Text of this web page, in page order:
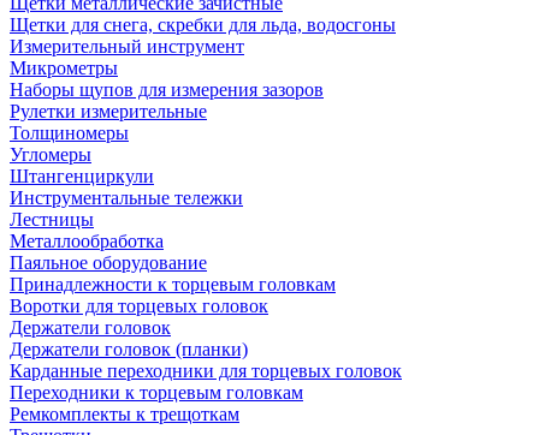
Щетки для снега, скребки для льда, водосгоны
Измерительный инструмент
Микрометры
Наборы щупов для измерения зазоров
Рулетки измерительные
Толщиномеры
Угломеры
Штангенциркули
Инструментальные тележки
Лестницы
Металлообработка
Паяльное оборудование
Принадлежности к торцевым головкам
Воротки для торцевых головок
Держатели головок
Держатели головок (планки)
Карданные переходники для торцевых головок
Переходники к торцевым головкам
Ремкомплекты к трещоткам